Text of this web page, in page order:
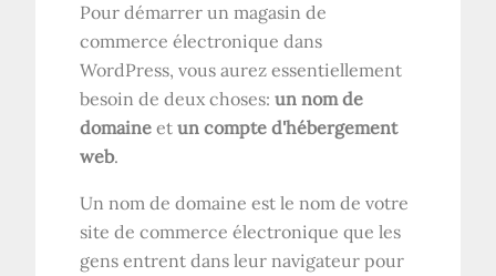
Pour démarrer un magasin de
commerce électronique dans
WordPress, vous aurez essentiellement
besoin de deux choses:un nom de
domaine etun compte d'hébergement
web.
Un nom de domaine est le nom de votre
site de commerce électronique que les
gens entrent dans leur navigateur pour